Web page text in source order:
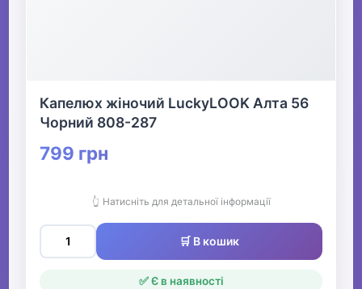
Капелюх жіночий LuckyLOOK Алта 56
Чорний 808-287
799 грн
👆 Натисніть для детальної інформації
🛒 В кошик
✅ Є в наявності